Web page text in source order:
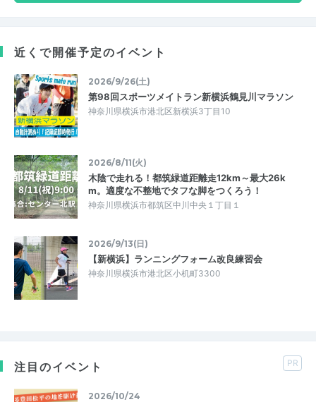
近くで開催予定のイベント
2026/9/26(土)
第98回スポーツメイトラン新横浜鶴見川マラソン
神奈川県横浜市港北区新横浜3丁目10
2026/8/11(火)
木陰で走れる！都筑緑道距離走12km～最大26k
m。適度な不整地でタフな脚をつくろう！
神奈川県横浜市都筑区中川中央１丁目１
2026/9/13(日)
【新横浜】ランニングフォーム改良練習会
神奈川県横浜市港北区小机町3300
注目のイベント PR
2026/10/24